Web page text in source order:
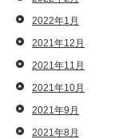
2022年1月
2021年12月
2021年11月
2021年10月
2021年9月
2021年8月